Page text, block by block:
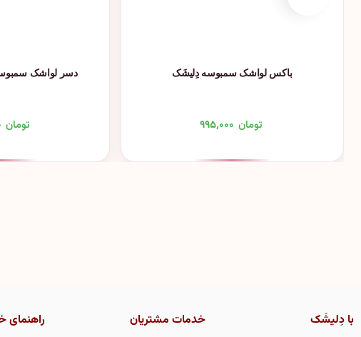
باکس لواشک سمبوسه دِلیشَک
۹۹۵,۰۰۰ تومان
دسر لواشک سمبوسه
تومان
با دِلیشَک خدمات مشتریان راهنمای